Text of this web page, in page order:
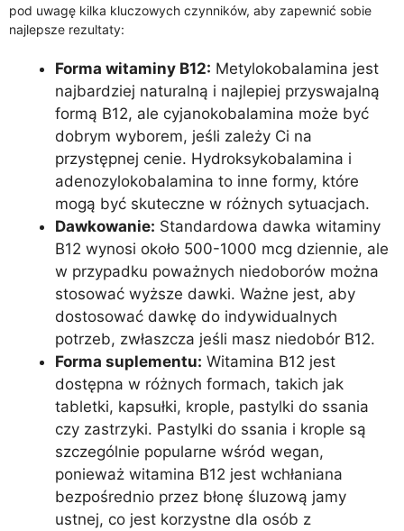
pod uwagę kilka kluczowych czynników, aby zapewnić sobie
najlepsze rezultaty:
Forma witaminy B12: Metylokobalamina jest
najbardziej naturalną i najlepiej przyswajalną
formą B12, ale cyjanokobalamina może być
dobrym wyborem, jeśli zależy Ci na
przystępnej cenie. Hydroksykobalamina i
adenozylokobalamina to inne formy, które
mogą być skuteczne w różnych sytuacjach.
Dawkowanie: Standardowa dawka witaminy
B12 wynosi około 500-1000 mcg dziennie, ale
w przypadku poważnych niedoborów można
stosować wyższe dawki. Ważne jest, aby
dostosować dawkę do indywidualnych
potrzeb, zwłaszcza jeśli masz niedobór B12.
Forma suplementu: Witamina B12 jest
dostępna w różnych formach, takich jak
tabletki, kapsułki, krople, pastylki do ssania
czy zastrzyki. Pastylki do ssania i krople są
szczególnie popularne wśród wegan,
ponieważ witamina B12 jest wchłaniana
bezpośrednio przez błonę śluzową jamy
ustnej, co jest korzystne dla osób z